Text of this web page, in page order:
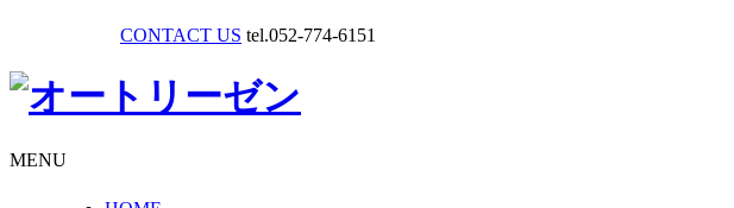
CONTACT US tel.052-774-6151
MENU